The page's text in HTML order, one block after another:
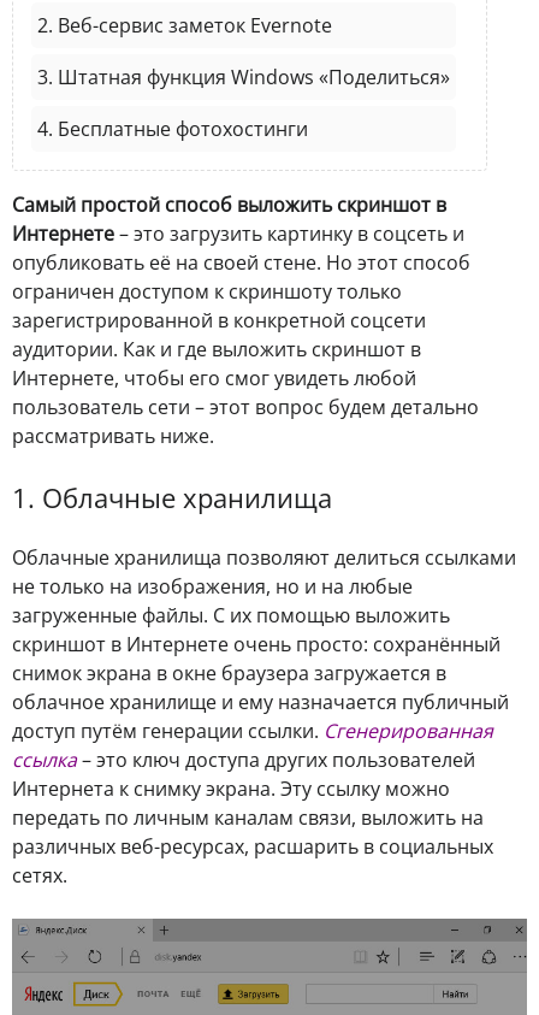
2. Веб-сервис заметок Evernote
3. Штатная функция Windows «Поделиться»
4. Бесплатные фотохостинги
Самый простой способ выложить скриншот в
Интернете– это загрузить картинку в соцсеть и
опубликовать её на своей стене. Но этот способ
ограничен доступом к скриншоту только
зарегистрированной в конкретной соцсети
аудитории. Как и где выложить скриншот в
Интернете, чтобы его смог увидеть любой
пользователь сети – этот вопрос будем детально
рассматривать ниже.
1. Облачные хранилища
Облачные хранилища позволяют делиться ссылками
не только на изображения, но и на любые
загруженные файлы. С их помощью выложить
скриншот в Интернете очень просто: сохранённый
снимок экрана в окне браузера загружается в
облачное хранилище и ему назначается публичный
доступ путём генерации ссылки. Сгенерированная
ссылка– это ключ доступа других пользователей
Интернета к снимку экрана. Эту ссылку можно
передать по личным каналам связи, выложить на
различных веб-ресурсах, расшарить в социальных
сетях.